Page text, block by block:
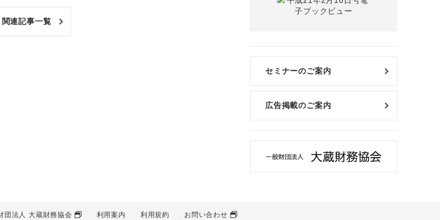
関連記事一覧
セミナーのご案内
広告掲載のご案内
団法人 大蔵財務協会 利用案内 利用規約 お問い合わせ